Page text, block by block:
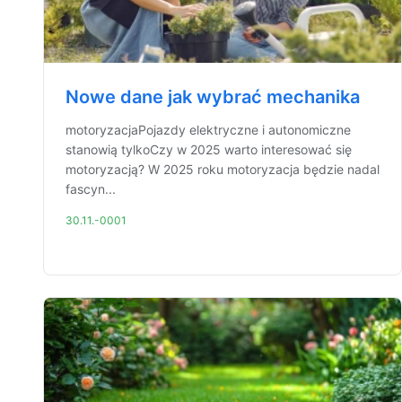
Nowe dane jak wybrać mechanika
motoryzacjaPojazdy elektryczne i autonomiczne
stanowią tylkoCzy w 2025 warto interesować się
motoryzacją? W 2025 roku motoryzacja będzie nadal
fascyn...
30.11.-0001